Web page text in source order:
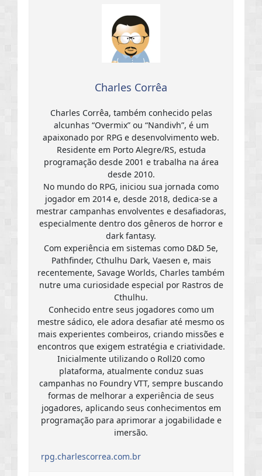
Charles Corrêa
Charles Corrêa, também conhecido pelas
alcunhas “Overmix” ou “Nandivh”, é um
apaixonado por RPG e desenvolvimento web.
Residente em Porto Alegre/RS, estuda
programação desde 2001 e trabalha na área
desde 2010.
No mundo do RPG, iniciou sua jornada como
jogador em 2014 e, desde 2018, dedica-se a
mestrar campanhas envolventes e desafiadoras,
especialmente dentro dos gêneros de horror e
dark fantasy.
Com experiência em sistemas como D&D 5e,
Pathfinder, Cthulhu Dark, Vaesen e, mais
recentemente, Savage Worlds, Charles também
nutre uma curiosidade especial por Rastros de
Cthulhu.
Conhecido entre seus jogadores como um
mestre sádico, ele adora desafiar até mesmo os
mais experientes combeiros, criando missões e
encontros que exigem estratégia e criatividade.
Inicialmente utilizando o Roll20 como
plataforma, atualmente conduz suas
campanhas no Foundry VTT, sempre buscando
formas de melhorar a experiência de seus
jogadores, aplicando seus conhecimentos em
programação para aprimorar a jogabilidade e
imersão.
rpg.charlescorrea.com.br